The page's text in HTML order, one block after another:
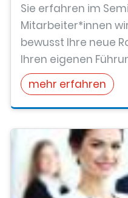
Sie erfahren im
Mitarbeiter*innen
bewusst Ihre neue
Ihren eigenen
mehr erfahren